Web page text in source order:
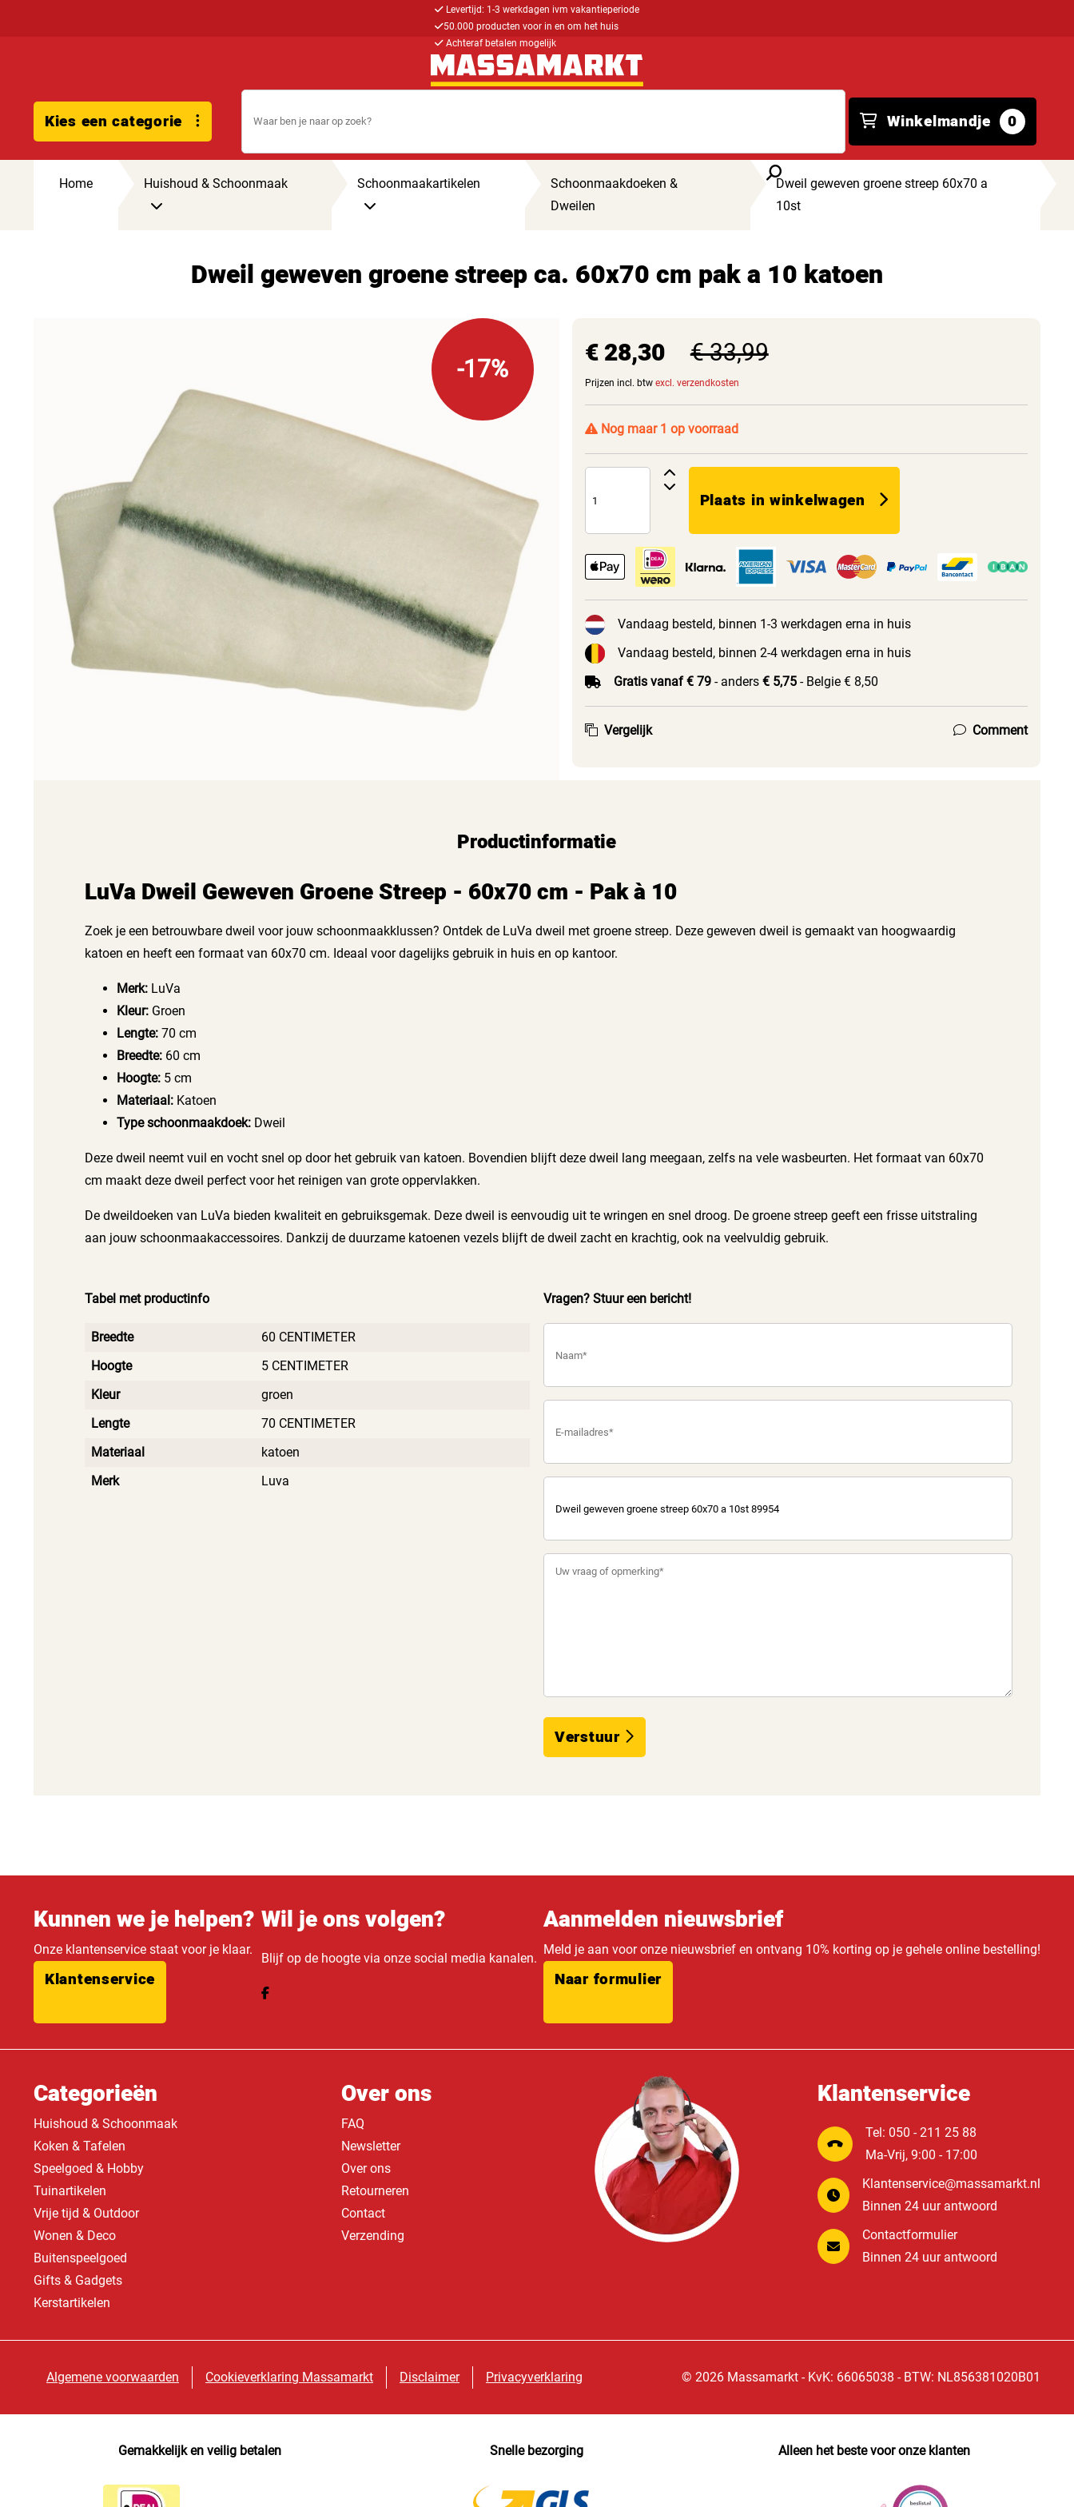
Levertijd: 1-3 werkdagen ivm vakantieperiode
50.000 producten voor in en om het huis
Achteraf betalen mogelijk
Kies een categorie Winkelmandje 0
Home Huishoud & Schoonmaak Schoonmaakartikelen
Schoonmaakdoeken &
Dweilen
Dweil geweven groene streep 60x70 a
10st
Dweil geweven groene streep ca. 60x70 cm pak a 10 katoen
-17% € 28,30 € 33,99
Prijzen incl. btw excl. verzendkosten
Nog maar 1 op voorraad
Plaats in winkelwagen
Vandaag besteld, binnen 1-3 werkdagen erna in huis
Vandaag besteld, binnen 2-4 werkdagen erna in huis
Gratis vanaf € 79- anders € 5,75- Belgie € 8,50
Vergelijk Comment
Productinformatie
LuVa Dweil Geweven Groene Streep - 60x70 cm - Pak à 10
Zoek je een betrouwbare dweil voor jouw schoonmaakklussen? Ontdek de LuVa dweil met groene streep. Deze geweven dweil is gemaakt van hoogwaardig
katoen en heeft een formaat van 60x70 cm. Ideaal voor dagelijks gebruik in huis en op kantoor.
Merk: LuVa
Kleur: Groen
Lengte: 70 cm
Breedte: 60 cm
Hoogte: 5 cm
Materiaal: Katoen
Type schoonmaakdoek: Dweil
Deze dweil neemt vuil en vocht snel op door het gebruik van katoen. Bovendien blijft deze dweil lang meegaan, zelfs na vele wasbeurten. Het formaat van 60x70
cm maakt deze dweil perfect voor het reinigen van grote oppervlakken.
De dweildoeken van LuVa bieden kwaliteit en gebruiksgemak. Deze dweil is eenvoudig uit te wringen en snel droog. De groene streep geeft een frisse uitstraling
aan jouw schoonmaakaccessoires. Dankzij de duurzame katoenen vezels blijft de dweil zacht en krachtig, ook na veelvuldig gebruik.
Tabel met productinfo
Breedte
60 CENTIMETER
Hoogte
5 CENTIMETER
Kleur
groen
Lengte
70 CENTIMETER
Materiaal
katoen
Merk
Luva
Vragen? Stuur een bericht!
Verstuur
Kunnen we je helpen?
Onze klantenservice staat voor je klaar.
Klantenservice
Wil je ons volgen?
Blijf op de hoogte via onze social media kanalen.
Aanmelden nieuwsbrief
Meld je aan voor onze nieuwsbrief en ontvang 10% korting op je gehele online bestelling!
Naar formulier
Categorieën
Huishoud & Schoonmaak
Koken & Tafelen
Speelgoed & Hobby
Tuinartikelen
Vrije tijd & Outdoor
Wonen & Deco
Buitenspeelgoed
Gifts & Gadgets
Kerstartikelen
Over ons
FAQ
Newsletter
Over ons
Retourneren
Contact
Verzending
Klantenservice
Tel: 050 - 211 25 88
Ma-Vrij, 9:00 - 17:00
Klantenservice@massamarkt.nl
Binnen 24 uur antwoord
Contactformulier
Binnen 24 uur antwoord
Algemene voorwaarden Cookieverklaring Massamarkt Disclaimer Privacyverklaring © 2026 Massamarkt - KvK: 66065038 - BTW: NL856381020B01
Gemakkelijk en veilig betalen Snelle bezorging Alleen het beste voor onze klanten